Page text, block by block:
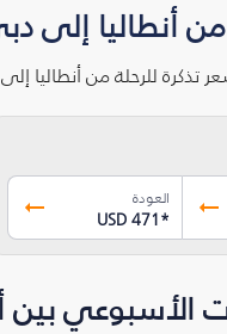
أنطاليا إلى
للرحلة من أنطاليا
العودة
USD 471*
الأسبوعي بين